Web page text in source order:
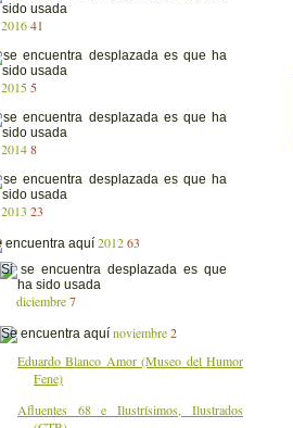
201641
2015 5
20148
2013 23
201263
diciembre 7
noviembre 2
Eduardo Blanco Amor (Museo del Humor
Fene)
Afluentes 68 e Ilustrísimos, Ilustrados